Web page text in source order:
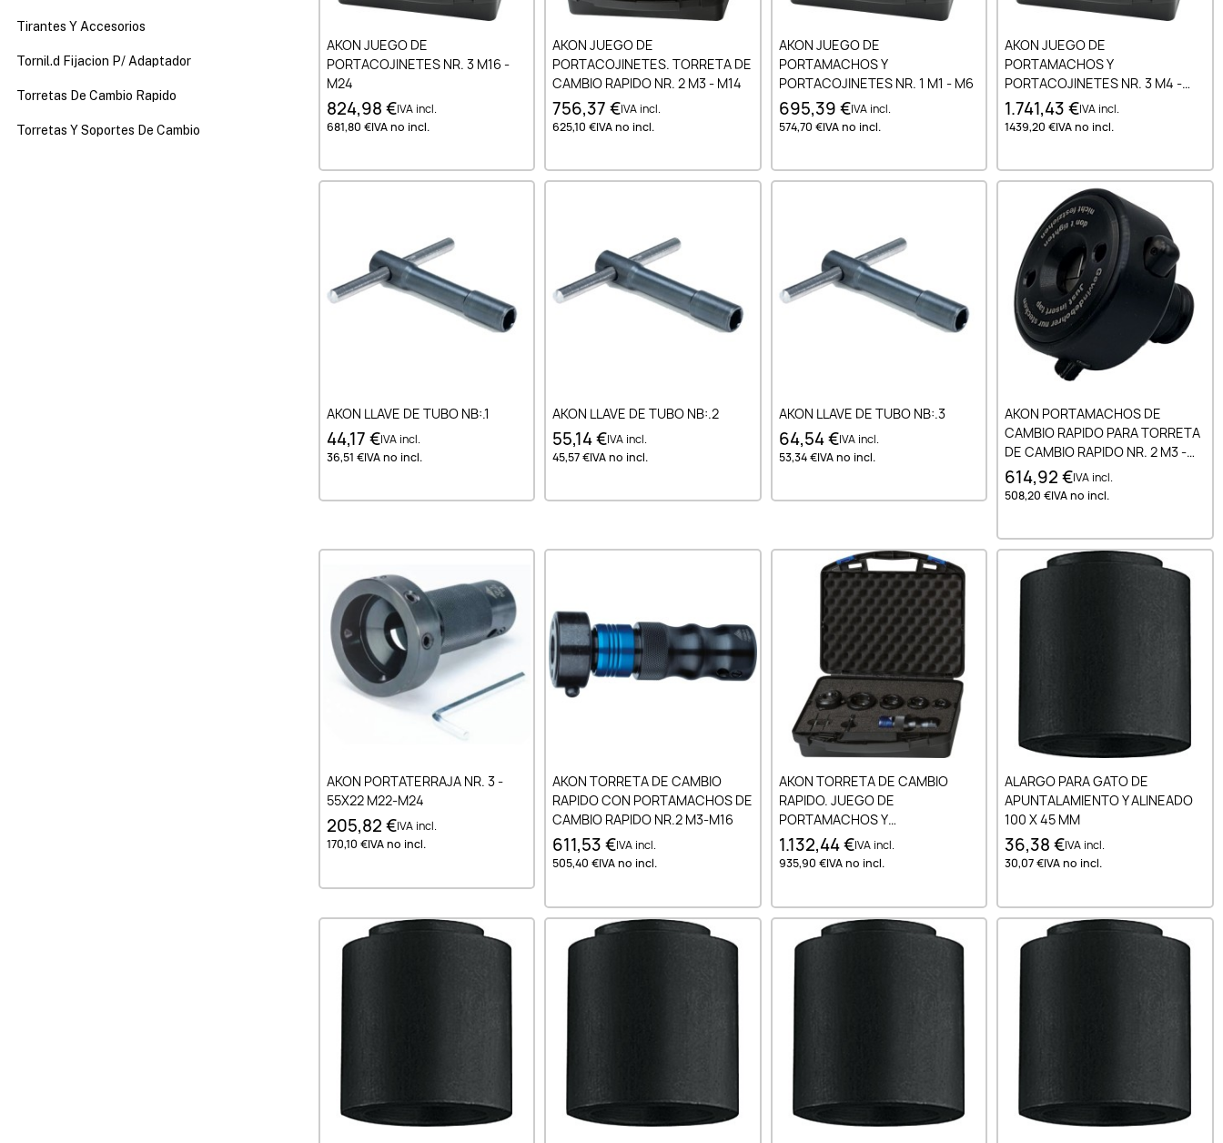
Tirantes Y Accesorios
Tornil.d Fijacion P/ Adaptador
Torretas De Cambio Rapido
Torretas Y Soportes De Cambio
Añadir al carrito
AKON JUEGO DE
PORTACOJINETES NR. 3 M16 -
M24
824,98 €IVA incl.
681,80 €IVA no incl.
Añadir al carrito
AKON JUEGO DE
PORTACOJINETES. TORRETA DE
CAMBIO RAPIDO NR. 2 M3 - M14
756,37 €IVA incl.
625,10 €IVA no incl.
Añadir al carrito
AKON JUEGO DE
PORTAMACHOS Y
PORTACOJINETES NR. 1 M1 - M6
695,39 €IVA incl.
574,70 €IVA no incl.
Añadir al carrito
AKON JUEGO DE
PORTAMACHOS Y
PORTACOJINETES NR. 3 M4 -
M24
1.741,43 €IVA incl.
1439,20 €IVA no incl.
Añadir al carrito
AKON LLAVE DE TUBO NB:.1
44,17 €IVA incl.
36,51 €IVA no incl.
Añadir al carrito
AKON LLAVE DE TUBO NB:.2
55,14 €IVA incl.
45,57 €IVA no incl.
Añadir al carrito
AKON LLAVE DE TUBO NB:.3
64,54 €IVA incl.
53,34 €IVA no incl.
Añadir al carrito
AKON PORTAMACHOS DE
CAMBIO RAPIDO PARA TORRETA
DE CAMBIO RAPIDO NR. 2 M3 -
M16
614,92 €IVA incl.
508,20 €IVA no incl.
Añadir al carrito
AKON PORTATERRAJA NR. 3 -
55X22 M22-M24
205,82 €IVA incl.
170,10 €IVA no incl.
Añadir al carrito
AKON TORRETA DE CAMBIO
RAPIDO CON PORTAMACHOS DE
CAMBIO RAPIDO NR.2 M3-M16
611,53 €IVA incl.
505,40 €IVA no incl.
Añadir al carrito
AKON TORRETA DE CAMBIO
RAPIDO. JUEGO DE
PORTAMACHOS Y
PORTACOJINETES NR. 2 M3 -
M16
1.132,44 €IVA incl.
935,90 €IVA no incl.
Añadir al carrito
ALARGO PARA GATO DE
APUNTALAMIENTO Y ALINEADO
100 X 45 MM
36,38 €IVA incl.
30,07 €IVA no incl.